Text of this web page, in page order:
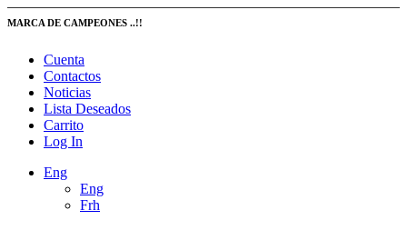
MARCA DE CAMPEONES ..!!
Cuenta
Contactos
Noticias
Lista Deseados
Carrito
Log In
Eng
Eng
Frh